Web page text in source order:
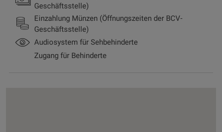
Geschäftsstelle)
Einzahlung Münzen (Öffnungszeiten der BCV-
Geschäftsstelle)
Audiosystem für Sehbehinderte
Zugang für Behinderte